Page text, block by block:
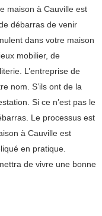
maison à Cauville est
débarras de venir
dans votre maison
mobilier, de
L’entreprise de
nom. S’ils ont de la
Si ce n’est pas le
Le processus est
à Cauville est
en pratique.
de vivre une bonne